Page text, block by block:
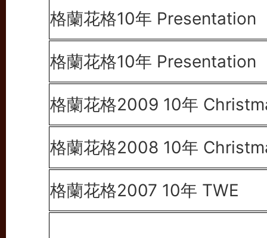
格蘭花格10年 Presentation
格蘭花格10年 Presentation
格蘭花格2009 10年
格蘭花格2008 10年
格蘭花格2007 10年 TWE